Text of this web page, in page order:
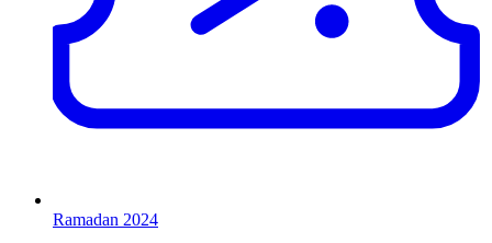
Ramadan 2024